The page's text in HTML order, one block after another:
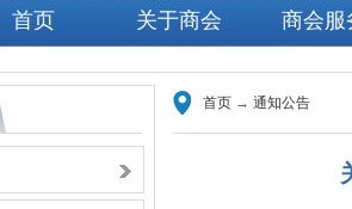
首页 关于商会 商会服
首页 → 通知公告